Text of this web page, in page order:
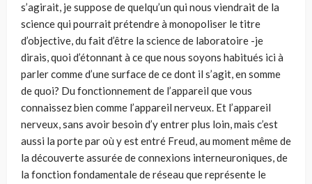
s’agirait, je suppose de quelqu’un qui nous viendrait de la
science qui pourrait prétendre à monopoliser le titre
d’objective, du fait d’être la scien­ce de laboratoire -je
dirais, quoi d’étonnant à ce que nous soyons habitués ici à
parler comme d’une surface de ce dont il s’agit, en somme
de quoi? Du fonc­tionnement de l’appareil que vous
connaissez bien comme l’appareil nerveux. Et l’appareil
nerveux, sans avoir besoin d’y entrer plus loin, mais c’est
aussi la porte par où y est entré Freud, au moment même de
la découverte assurée de connexions interneuroniques, de
la fonction fondamentale de réseau que repré­sente le